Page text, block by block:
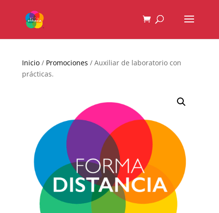
Inicio/ Promociones / Auxiliar de laboratorio con
prácticas.